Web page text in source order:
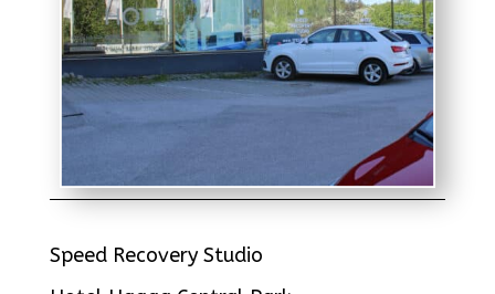
Speed Recovery Studio